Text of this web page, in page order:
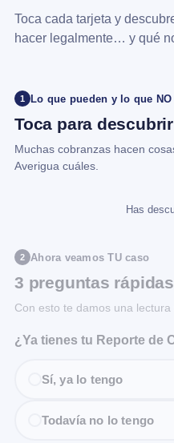
Toca cada tarjeta y
hacer legalmente… y qué
1 Lo que pueden y lo que NO
Toca para descubrir
Muchas cobranzas hacen
Averigua cuáles.
Has
2 Ahora veamos TU caso
3 preguntas rápidas
Con esto te damos una
¿Ya tienes tu Reporte de
Sí, ya lo tengo
Todavía no lo tengo